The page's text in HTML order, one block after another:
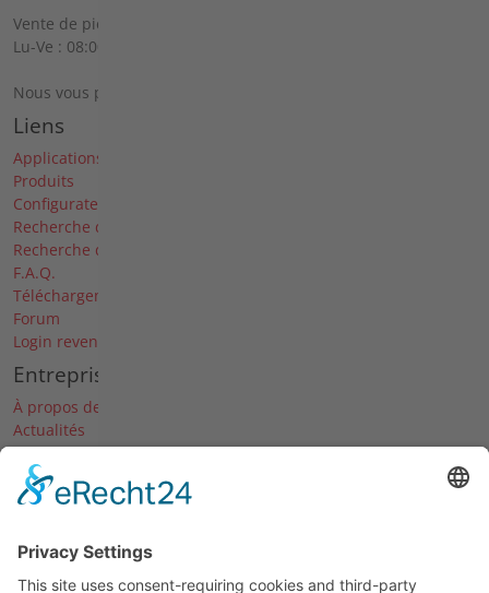
Vente de pièces de rechange sur place :
Lu-Ve : 08:00 - 12:00 heures et 13:00 - 16:00 heures
Nous vous prions de vous inscrire par téléphone.
Liens
Applications
Produits
Configurateur
Recherche de pièces de rechange
Recherche de revendeurs
F.A.Q.
Téléchargements
Forum
Login revendeur
Entreprise
À propos de nous
Actualités
Dates & Salons
Carrière
Historique